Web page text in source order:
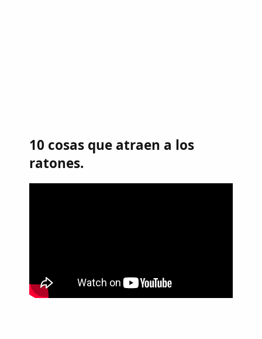
10 cosas que atraen a los
ratones.